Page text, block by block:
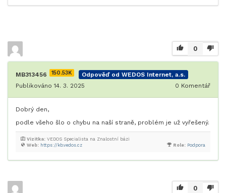
0
MB313456 150.53K
Odpověď od WEDOS Internet, a.s.
Publikováno 14. 3. 2025
0 Komentář
Dobrý den,
podle všeho šlo o chybu na naší straně, problém je už vyřešený.
Role: Podpora
Web: https://kb.vedos.cz
Vizitka: VEDOS Specialista na Znalostní bázi
0